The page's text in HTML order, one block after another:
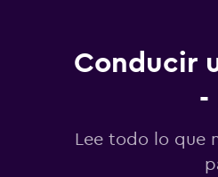
Conducir
-
Lee todo lo que